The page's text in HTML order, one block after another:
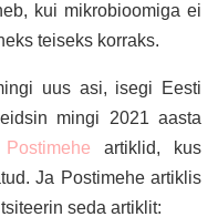
kui mikrobioomiga ei
teiseks korraks.
uus asi, isegi Eesti
mingi 2021 aasta
Postimehe artiklid, kus
Ja Postimehe artiklis
seda artiklit: